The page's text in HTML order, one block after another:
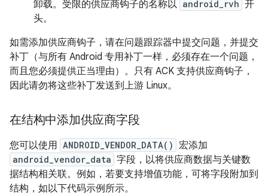
卸载。受限的供应商钩子的名称以 android_rvh 开
头。
如需添加供应商钩子，请在问题跟踪器中提交问题，并提交
补丁（与所有 Android 专用补丁一样，必须存在一个问题，
而且您必须提供正当理由）。只有 ACK 支持供应商钩子，
因此请勿将这些补丁发送到上游 Linux。
在结构中添加供应商字段
您可以使用 ANDROID_VENDOR_DATA() 宏添加
android_vendor_data 字段，以将供应商数据与关键数
据结构相关联。例如，若要支持增值功能，可将字段附加到
结构，如以下代码示例所示。